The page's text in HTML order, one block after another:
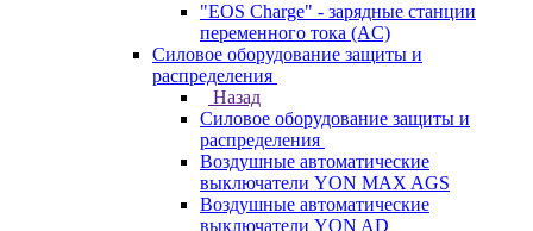
"EOS Charge" - зарядные станции
переменного тока (AC)
Силовое оборудование защиты и
распределения
Назад
Силовое оборудование защиты и
распределения
Воздушные автоматические
выключатели YON MAX AGS
Воздушные автоматические
выключатели YON AD